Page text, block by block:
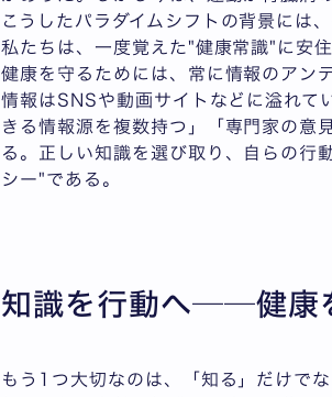
こうしたパラダイムシフトの背景には
私たちは、一度覚えた"健康常識"に安住
健康を守るためには、常に情報のアン
情報はSNSや動画サイトなどに溢れて
きる情報源を複数持つ」「専門家の意
る。正しい知識を選び取り、自らの行
シー"である。
知識を行動へ──健康
もう1つ大切なのは、「知る」だけで